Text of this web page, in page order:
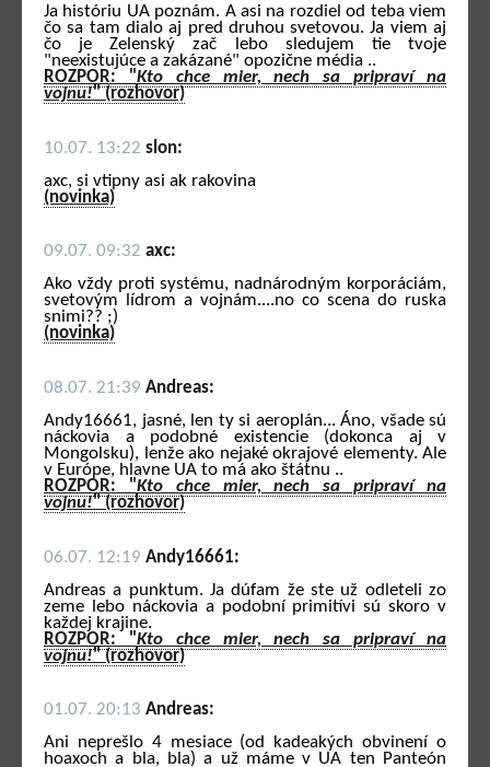
Ja históriu UA poznám. A asi na rozdiel od teba viem
čo sa tam dialo aj pred druhou svetovou. Ja viem aj
čo je Zelenský zač lebo sledujem tie tvoje
"neexistujúce a zakázané" opozične média ..
ROZPOR: "Kto chce mier, nech sa pripraví na
vojnu!" (rozhovor)
10.07. 13:22 slon:
axc, si vtipny asi ak rakovina
(novinka)
09.07. 09:32 axc:
Ako vždy proti systému, nadnárodným korporáciám,
svetovým lídrom a vojnám....no co scena do ruska
snimi?? ;)
(novinka)
08.07. 21:39 Andreas:
Andy16661, jasné, len ty si aeroplán... Áno, všade sú
náckovia a podobné existencie (dokonca aj v
Mongolsku), lenže ako nejaké okrajové elementy. Ale
v Európe, hlavne UA to má ako štátnu ..
ROZPOR: "Kto chce mier, nech sa pripraví na
vojnu!" (rozhovor)
06.07. 12:19 Andy16661:
Andreas a punktum. Ja dúfam že ste už odleteli zo
zeme lebo náckovia a podobní primitívi sú skoro v
každej krajine.
ROZPOR: "Kto chce mier, nech sa pripraví na
vojnu!" (rozhovor)
01.07. 20:13 Andreas:
Ani neprešlo 4 mesiace (od kadeakých obvinení o
hoaxoch a bla, bla) a už máme v UA ten Panteón